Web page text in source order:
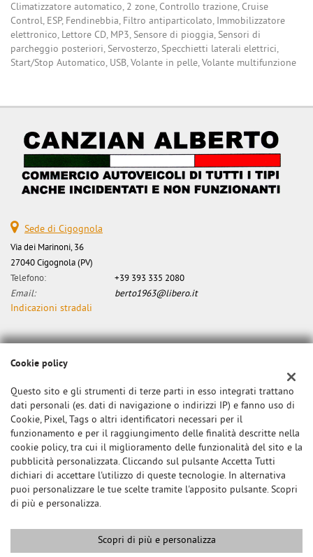
Climatizzatore automatico, 2 zone, Controllo trazione, Cruise
Control, ESP, Fendinebbia, Filtro antiparticolato, Immobilizzatore
elettronico, Lettore CD, MP3, Sensore di pioggia, Sensori di
parcheggio posteriori, Servosterzo, Specchietti laterali elettrici,
Start/Stop Automatico, USB, Volante in pelle, Volante multifunzione
Sede di Cigognola
Via dei Marinoni, 36
27040 Cigognola (PV)
Telefono:
+39 393 335 2080
Email:
berto1963@libero.it
Indicazioni stradali
Dati fiscali:
Via dei Marinoni, 34, Cigognola (PV)
C.F/P.IVA:0000
Registro delle imprese: PV
Copyright © 2026 GestionaleAuto.com S.r.l., Tutti i diritti riservati -
Leggi l'informativa sulla privacy-Cookie Policy
Cookie policy
Questo sito e gli strumenti di terze parti in esso integrati trattano
dati personali (es. dati di navigazione o indirizzi IP) e fanno uso di
Cookie, Pixel, Tags o altri identificatori necessari per il
funzionamento e per il raggiungimento delle finalità descritte nella
cookie policy, tra cui il miglioramento delle funzionalità del sito e la
pubblicità personalizzata. Cliccando sul pulsante Accetta Tutti
dichiari di accettare l'utilizzo di queste tecnologie. In alternativa
puoi personalizzare le tue scelte tramite l'apposito pulsante. Scopri
di più e personalizza.
Scopri di più e personalizza